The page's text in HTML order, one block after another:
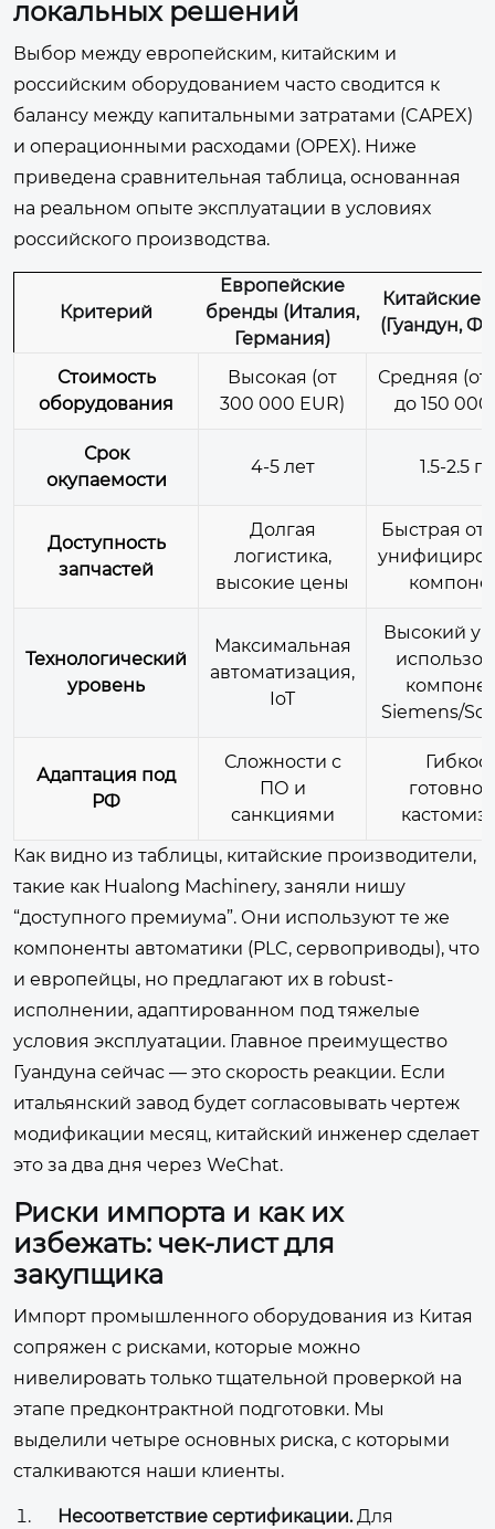
локальных решений
Выбор между европейским, китайским и
российским оборудованием часто сводится к
балансу между капитальными затратами (CAPEX)
и операционными расходами (OPEX). Ниже
приведена сравнительная таблица, основанная
на реальном опыте эксплуатации в условиях
российского производства.
Критерий
Европейские
бренды (Италия,
Германия)
Китайские
(Гуандун,
Стоимость
оборудования
Высокая (от
300 000 EUR)
Средняя
до 150 000
Срок
окупаемости
4-5 лет 1.5-2.5
Доступность
запчастей
Долгая
логистика,
высокие цены
Быстрая
Технологический
уровень
Максимальная
автоматизация,
IoT
Высокий
Siemens/
Адаптация под
РФ
Сложности с
ПО и
санкциями
Как видно из таблицы, китайские производители,
такие как Hualong Machinery, заняли нишу
“доступного премиума”. Они используют те же
компоненты автоматики (PLC, сервоприводы), что
и европейцы, но предлагают их в robust-
исполнении, адаптированном под тяжелые
условия эксплуатации. Главное преимущество
Гуандуна сейчас — это скорость реакции. Если
итальянский завод будет согласовывать чертеж
модификации месяц, китайский инженер сделает
это за два дня через WeChat.
Риски импорта и как их
избежать: чек-лист для
закупщика
Импорт промышленного оборудования из Китая
сопряжен с рисками, которые можно
нивелировать только тщательной проверкой на
этапе предконтрактной подготовки. Мы
выделили четыре основных риска, с которыми
сталкиваются наши клиенты.
Несоответствие сертификации.Для